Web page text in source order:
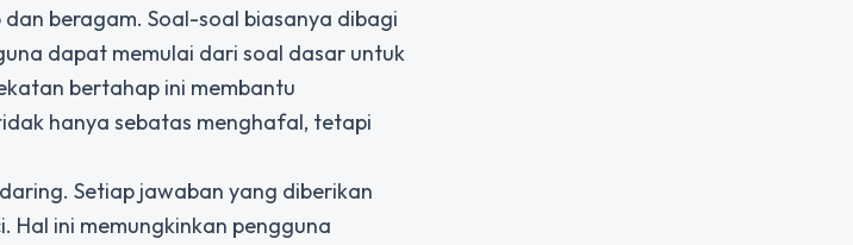
beragam. Soal-soal biasanya dibagi
dapat memulai dari soal dasar untuk
bertahap ini membantu
hanya sebatas menghafal, tetapi
Setiap jawaban yang diberikan
ini memungkinkan pengguna